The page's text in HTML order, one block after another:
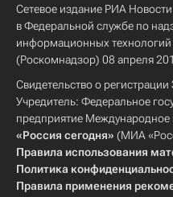
Сетевое издание РИА
в Федеральной службе по
информационных
(Роскомнадзор) 08 апреля
Свидетельство о
Учредитель: Федеральное
предприятие
«Россия сегодня» (МИА
Правила использования
Политика
Правила применения